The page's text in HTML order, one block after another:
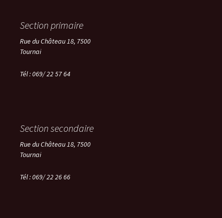
Section primaire
Rue du Château 18, 7500
Tournai
Tél : 069/ 22 57 64
Section secondaire
Rue du Château 18, 7500
Tournai
Tél :069/ 22 26 66